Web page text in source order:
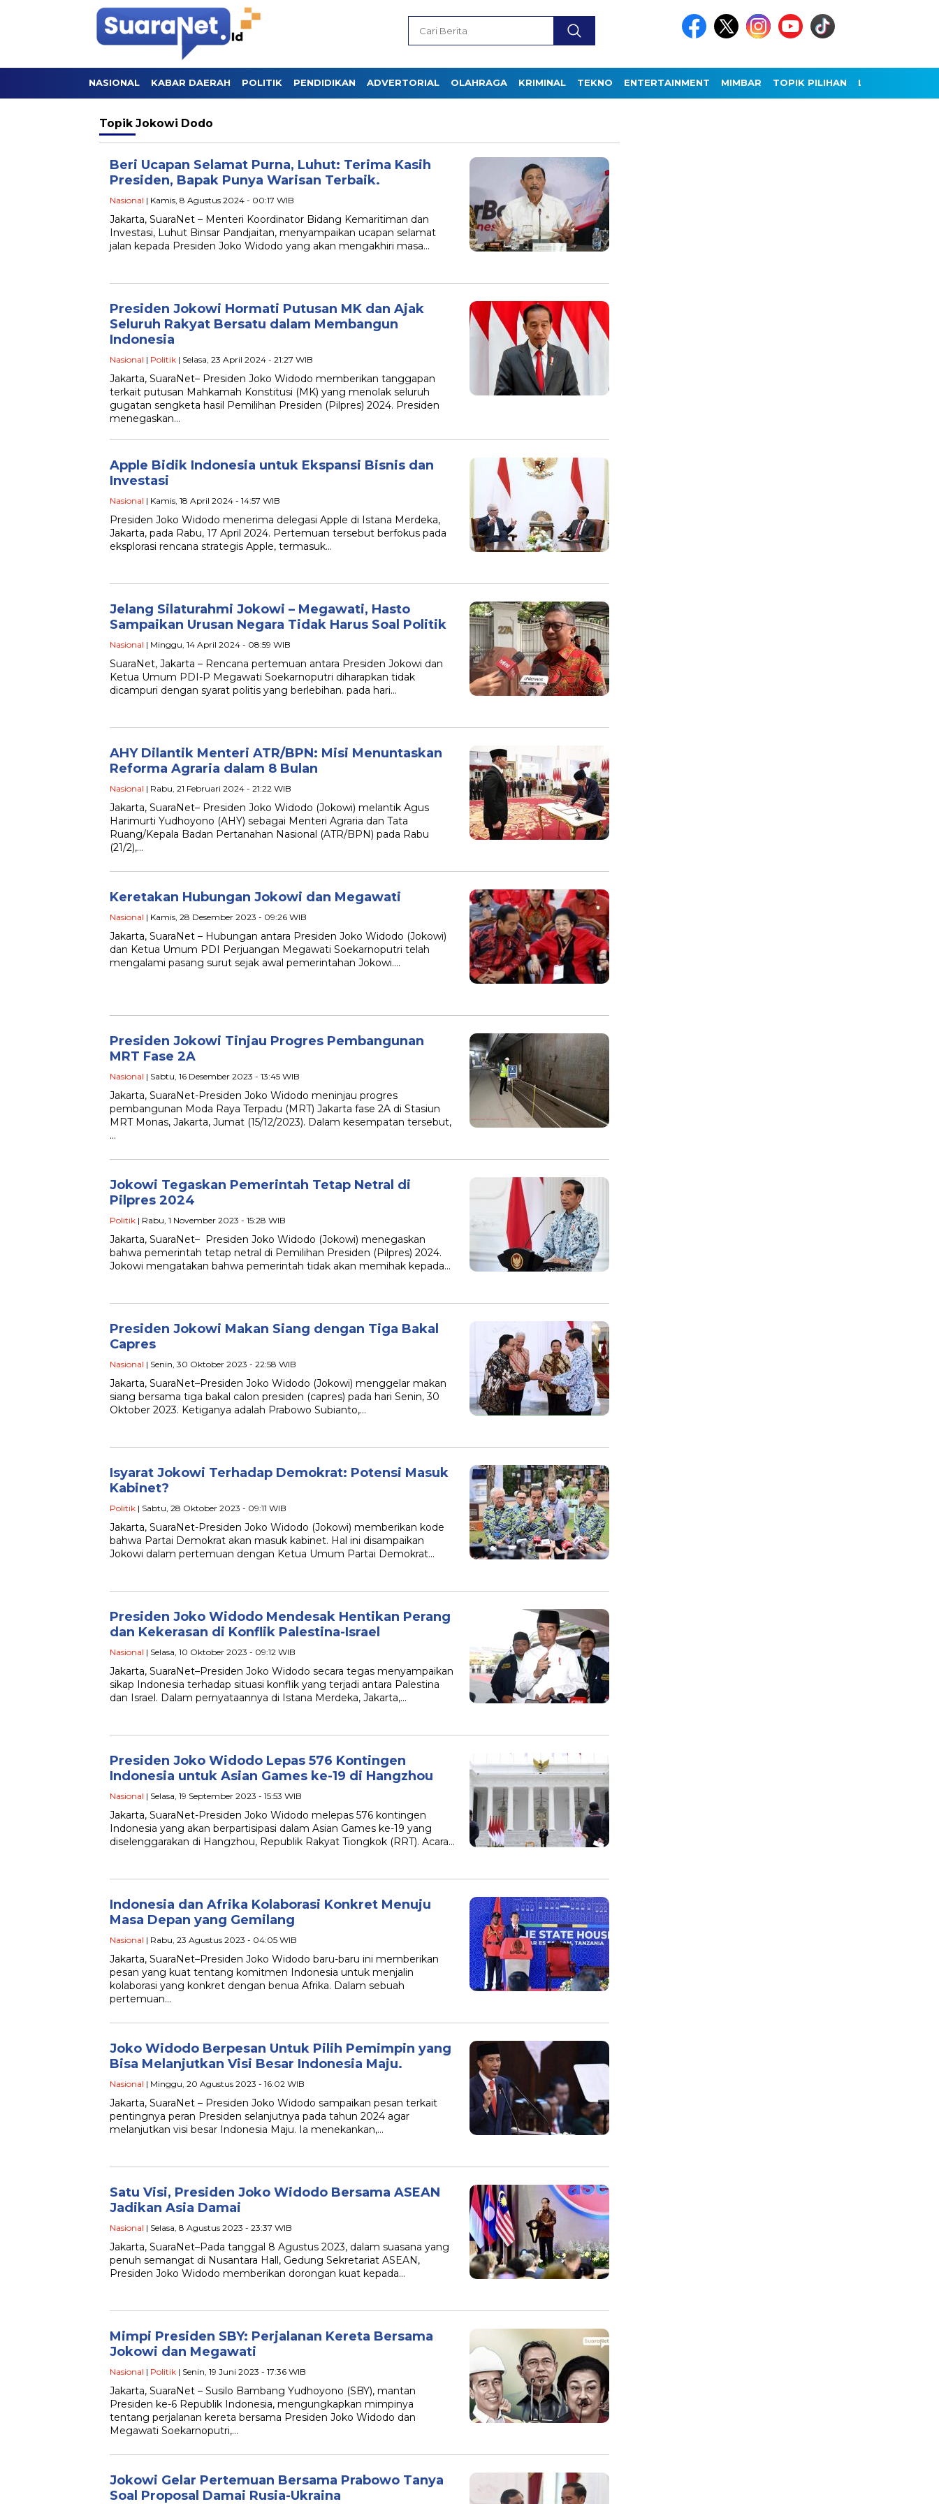
NASIONAL KABAR DAERAH POLITIK PENDIDIKAN ADVERTORIAL OLAHRAGA KRIMINAL TEKNO ENTERTAINMENT MIMBAR TOPIK PILIHAN LAINNYA
Topik Jokowi Dodo
Beri Ucapan Selamat Purna, Luhut: Terima Kasih
Presiden, Bapak Punya Warisan Terbaik.
Nasional | Kamis, 8 Agustus 2024 - 00:17 WIB
Jakarta, SuaraNet – Menteri Koordinator Bidang Kemaritiman dan
Investasi, Luhut Binsar Pandjaitan, menyampaikan ucapan selamat
jalan kepada Presiden Joko Widodo yang akan mengakhiri masa…
Presiden Jokowi Hormati Putusan MK dan Ajak
Seluruh Rakyat Bersatu dalam Membangun
Indonesia
Nasional | Politik | Selasa, 23 April 2024 - 21:27 WIB
Jakarta, SuaraNet– Presiden Joko Widodo memberikan tanggapan
terkait putusan Mahkamah Konstitusi (MK) yang menolak seluruh
gugatan sengketa hasil Pemilihan Presiden (Pilpres) 2024. Presiden
menegaskan…
Apple Bidik Indonesia untuk Ekspansi Bisnis dan
Investasi
Nasional | Kamis, 18 April 2024 - 14:57 WIB
Presiden Joko Widodo menerima delegasi Apple di Istana Merdeka,
Jakarta, pada Rabu, 17 April 2024. Pertemuan tersebut berfokus pada
eksplorasi rencana strategis Apple, termasuk…
Jelang Silaturahmi Jokowi – Megawati, Hasto
Sampaikan Urusan Negara Tidak Harus Soal Politik
Nasional | Minggu, 14 April 2024 - 08:59 WIB
SuaraNet, Jakarta – Rencana pertemuan antara Presiden Jokowi dan
Ketua Umum PDI-P Megawati Soekarnoputri diharapkan tidak
dicampuri dengan syarat politis yang berlebihan. pada hari…
AHY Dilantik Menteri ATR/BPN: Misi Menuntaskan
Reforma Agraria dalam 8 Bulan
Nasional | Rabu, 21 Februari 2024 - 21:22 WIB
Jakarta, SuaraNet– Presiden Joko Widodo (Jokowi) melantik Agus
Harimurti Yudhoyono (AHY) sebagai Menteri Agraria dan Tata
Ruang/Kepala Badan Pertanahan Nasional (ATR/BPN) pada Rabu
(21/2),…
Keretakan Hubungan Jokowi dan Megawati
Nasional | Kamis, 28 Desember 2023 - 09:26 WIB
Jakarta, SuaraNet – Hubungan antara Presiden Joko Widodo (Jokowi)
dan Ketua Umum PDI Perjuangan Megawati Soekarnoputri telah
mengalami pasang surut sejak awal pemerintahan Jokowi….
Presiden Jokowi Tinjau Progres Pembangunan
MRT Fase 2A
Nasional | Sabtu, 16 Desember 2023 - 13:45 WIB
Jakarta, SuaraNet-Presiden Joko Widodo meninjau progres
pembangunan Moda Raya Terpadu (MRT) Jakarta fase 2A di Stasiun
MRT Monas, Jakarta, Jumat (15/12/2023). Dalam kesempatan tersebut,
…
Jokowi Tegaskan Pemerintah Tetap Netral di
Pilpres 2024
Politik | Rabu, 1 November 2023 - 15:28 WIB
Jakarta, SuaraNet– Presiden Joko Widodo (Jokowi) menegaskan
bahwa pemerintah tetap netral di Pemilihan Presiden (Pilpres) 2024.
Jokowi mengatakan bahwa pemerintah tidak akan memihak kepada…
Presiden Jokowi Makan Siang dengan Tiga Bakal
Capres
Nasional | Senin, 30 Oktober 2023 - 22:58 WIB
Jakarta, SuaraNet–Presiden Joko Widodo (Jokowi) menggelar makan
siang bersama tiga bakal calon presiden (capres) pada hari Senin, 30
Oktober 2023. Ketiganya adalah Prabowo Subianto,…
Isyarat Jokowi Terhadap Demokrat: Potensi Masuk
Kabinet?
Politik | Sabtu, 28 Oktober 2023 - 09:11 WIB
Jakarta, SuaraNet-Presiden Joko Widodo (Jokowi) memberikan kode
bahwa Partai Demokrat akan masuk kabinet. Hal ini disampaikan
Jokowi dalam pertemuan dengan Ketua Umum Partai Demokrat…
Presiden Joko Widodo Mendesak Hentikan Perang
dan Kekerasan di Konflik Palestina-Israel
Nasional | Selasa, 10 Oktober 2023 - 09:12 WIB
Jakarta, SuaraNet–Presiden Joko Widodo secara tegas menyampaikan
sikap Indonesia terhadap situasi konflik yang terjadi antara Palestina
dan Israel. Dalam pernyataannya di Istana Merdeka, Jakarta,…
Presiden Joko Widodo Lepas 576 Kontingen
Indonesia untuk Asian Games ke-19 di Hangzhou
Nasional | Selasa, 19 September 2023 - 15:53 WIB
Jakarta, SuaraNet-Presiden Joko Widodo melepas 576 kontingen
Indonesia yang akan berpartisipasi dalam Asian Games ke-19 yang
diselenggarakan di Hangzhou, Republik Rakyat Tiongkok (RRT). Acara…
Indonesia dan Afrika Kolaborasi Konkret Menuju
Masa Depan yang Gemilang
Nasional | Rabu, 23 Agustus 2023 - 04:05 WIB
Jakarta, SuaraNet–Presiden Joko Widodo baru-baru ini memberikan
pesan yang kuat tentang komitmen Indonesia untuk menjalin
kolaborasi yang konkret dengan benua Afrika. Dalam sebuah
pertemuan…
Joko Widodo Berpesan Untuk Pilih Pemimpin yang
Bisa Melanjutkan Visi Besar Indonesia Maju.
Nasional | Minggu, 20 Agustus 2023 - 16:02 WIB
Jakarta, SuaraNet – Presiden Joko Widodo sampaikan pesan terkait
pentingnya peran Presiden selanjutnya pada tahun 2024 agar
melanjutkan visi besar Indonesia Maju. Ia menekankan,…
Satu Visi, Presiden Joko Widodo Bersama ASEAN
Jadikan Asia Damai
Nasional | Selasa, 8 Agustus 2023 - 23:37 WIB
Jakarta, SuaraNet–Pada tanggal 8 Agustus 2023, dalam suasana yang
penuh semangat di Nusantara Hall, Gedung Sekretariat ASEAN,
Presiden Joko Widodo memberikan dorongan kuat kepada…
Mimpi Presiden SBY: Perjalanan Kereta Bersama
Jokowi dan Megawati
Nasional | Politik | Senin, 19 Juni 2023 - 17:36 WIB
Jakarta, SuaraNet – Susilo Bambang Yudhoyono (SBY), mantan
Presiden ke-6 Republik Indonesia, mengungkapkan mimpinya
tentang perjalanan kereta bersama Presiden Joko Widodo dan
Megawati Soekarnoputri,…
Jokowi Gelar Pertemuan Bersama Prabowo Tanya
Soal Proposal Damai Rusia-Ukraina